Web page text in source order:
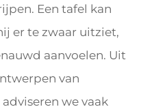
Een tafel kan
er te zwaar uitziet,
aanvoelen. Uit
van
we vaak